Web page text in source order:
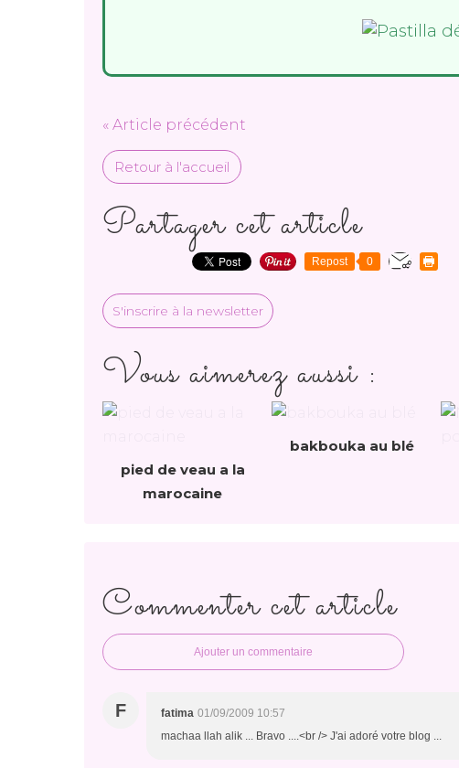
« Article précédent
Retour à l'accueil
Partager cet article
Repost 0
S'inscrire à la newsletter
Vous aimerez aussi :
pied de veau a la
marocaine
bakbouka au blé
Commenter cet article
Ajouter un commentaire
F fatima 01/09/2009 10:57
machaa llah alik ... Bravo ....<br /> J'ai adoré votre blog ...